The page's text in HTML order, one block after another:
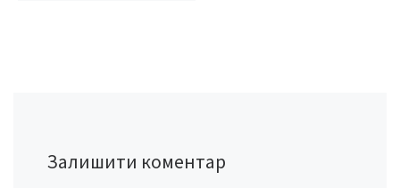
Залишити коментар